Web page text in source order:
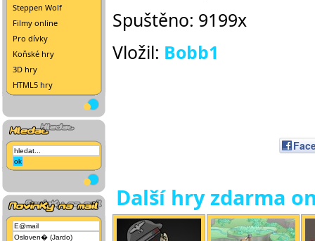
Steppen Wolf
Filmy online
Pro dívky
Koňské hry
3D hry
HTML5 hry
Spuštěno: 9199x
Vložil: Bobb1
Další hry zdarma